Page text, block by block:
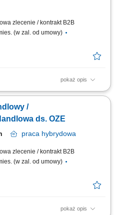
zlecenie / kontrakt B2B
(w zal. od umowy)
pokaż opis
rozwiązań z obszaru
ofert i finalizowanie
relacji z klientami. Raportowanie
/
ds. OZE
praca hybrydowa
zlecenie / kontrakt B2B
(w zal. od umowy)
pokaż opis